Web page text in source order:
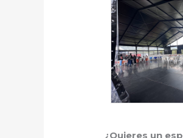
¿Quieres un